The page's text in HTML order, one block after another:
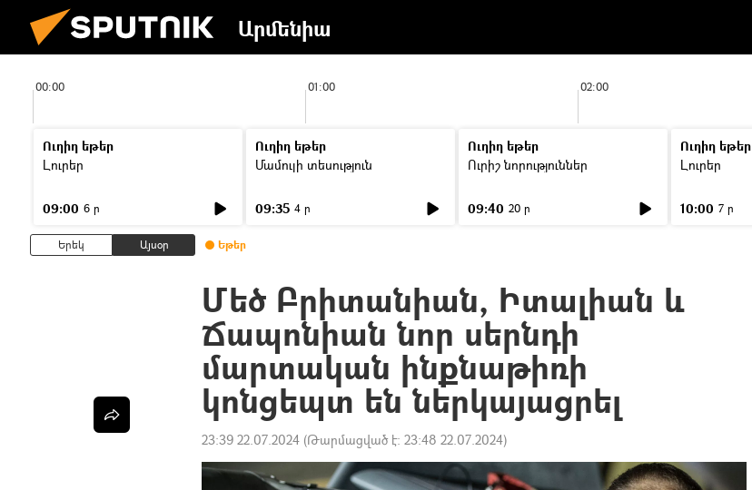
Արմենիա
00:00 01:00 02:00
Ուղիղ եթեր
Լուրեր
09:00 6 ր
Ուղիղ եթեր
Մամուլի տեսություն
09:35 4 ր
Ուղիղ եթեր
Ուրիշ նորություններ
09:40 20 ր
Ուղիղ եթեր
Լուրեր
10:00 7 ր
Երեկ Այսօր Եթեր
Մեծ Բրիտանիան, Իտալիան և
Ճապոնիան նոր սերնդի
մարտական ինքնաթիռի
կոնցեպտ են ներկայացրել
23:39 22.07.2024 (Թարմացված է: 23:48 22.07.2024)